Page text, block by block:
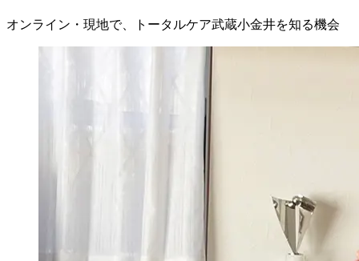
オンライン・現地で、トータルケア武蔵小金井を知る機会